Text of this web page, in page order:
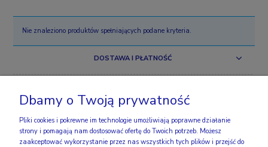
Nie znaleziono produktów spełniających podane kryteria.
DOSTAWA I PŁATNOŚĆ
OBSERWUJ NAS
INFO
Dbamy o Twoją prywatność
Pliki cookies i pokrewne im technologie umożliwiają poprawne działanie
strony i pomagają nam dostosować ofertę do Twoich potrzeb. Możesz
zaakceptować wykorzystanie przez nas wszystkich tych plików i przejść do